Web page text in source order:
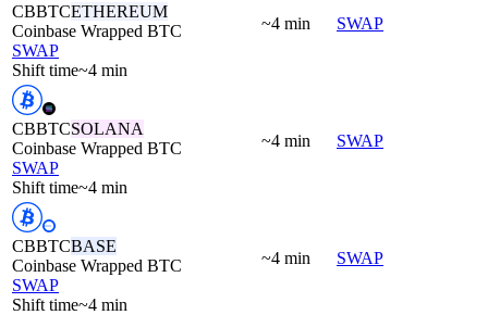
CBBTCETHEREUM
Coinbase Wrapped BTC
SWAP
Shift time~4 min
~4 min SWAP
CBBTCSOLANA
Coinbase Wrapped BTC
SWAP
Shift time~4 min
~4 min SWAP
CBBTCBASE
Coinbase Wrapped BTC
SWAP
Shift time~4 min
~4 min SWAP